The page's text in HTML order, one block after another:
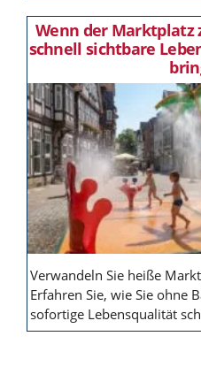
Wenn der Marktplatz
schnell sichtbare
Verwandeln Sie heiße
Erfahren Sie, wie Sie ohne
sofortige Lebensqualität